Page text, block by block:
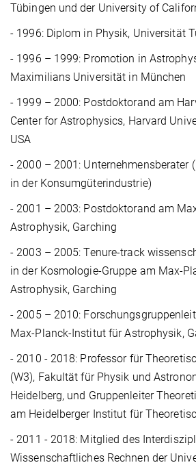
Tübingen und der University of
- 1996: Diplom in Physik, Universität
- 1996 – 1999: Promotion in
Maximilians Universität in München
- 1999 – 2000: Postdoktorand am
Center for Astrophysics, Harvard
USA
- 2000 – 2001: Unternehmensberater
in der Konsumgüterindustrie)
- 2001 – 2003: Postdoktorand am
Astrophysik, Garching
- 2003 – 2005: Tenure-track
in der Kosmologie-Gruppe am Max-
Astrophysik, Garching
- 2005 – 2010:
Max-Planck-Institut für Astrophysik,
- 2010 - 2018: Professor für
(W3), Fakultät für Physik und
Heidelberg, und Gruppenleiter
am Heidelberger Institut für
- 2011 - 2018: Mitglied des
Wissenschaftliches Rechnen der